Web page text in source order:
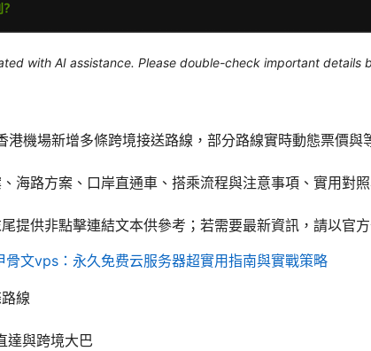
with AI assistance. Please double-check important details
機場新增多條跨境接送路線，部分路線實時動態票價與
海路方案、口岸直通車、搭乘流程與注意事項、實用對
提供非點擊連結文本供參考；若需要最新資訊，請以官
文vps：永久免费云服务器超實用指南與實戰策略
線
達與跨境大巴